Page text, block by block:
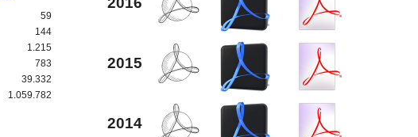
59
144
1.215
783
39.332
1.059.782
2015
2014